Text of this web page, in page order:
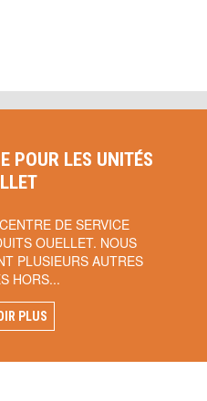
POUR LES UNITÉS
DE SERVICE
OUELLET. NOUS
PLUSIEURS AUTRES
HORS...
PLUS